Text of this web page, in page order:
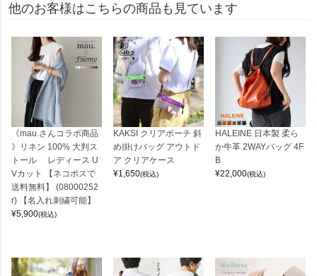
他のお客様はこちらの商品も見ています
《mau.さんコラボ商品
》リネン 100% 大判ス
トール レディース U
Vカット 【ネコポスで
送料無料】 (08000252
r) 【名入れ刺繍可能】
¥5,900(税込)
KAKSI クリアポーチ 斜
め掛けバッグ アウトド
ア クリアケース
¥1,650(税込)
HALEINE 日本製 柔ら
か牛革 2WAYバッグ 4F
B
¥22,000(税込)